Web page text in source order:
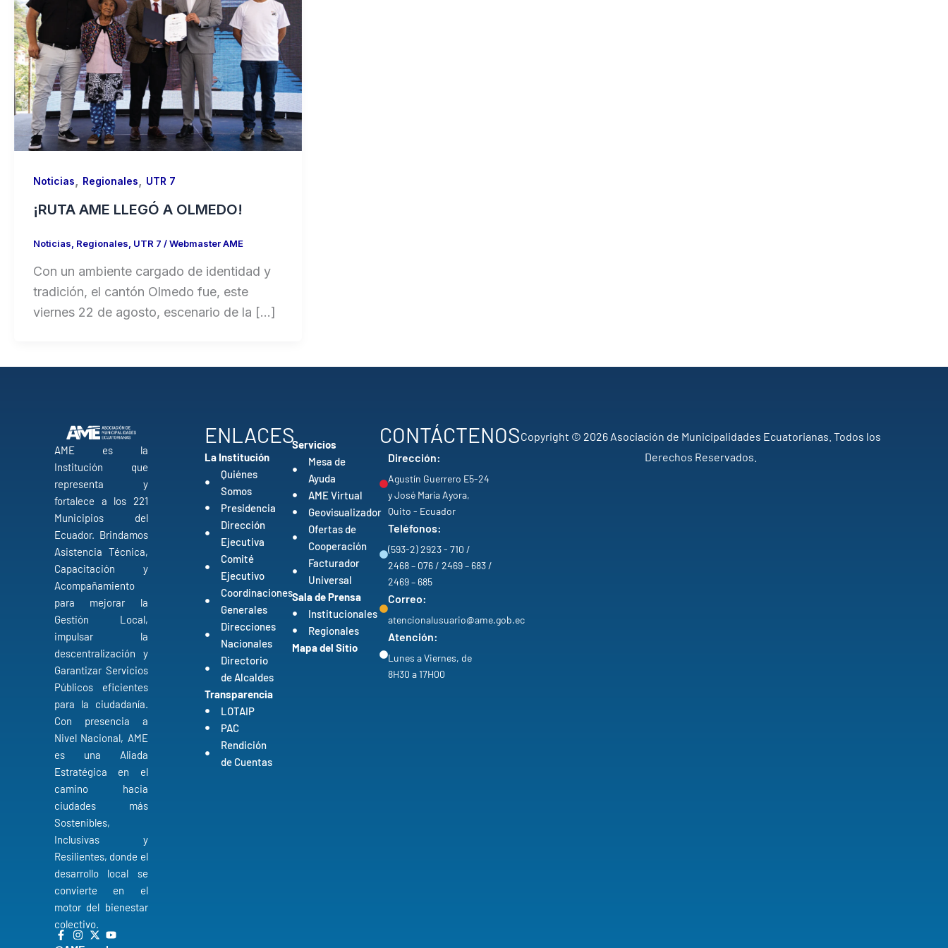
Noticias Regionales UTR 7
¡RUTA AME LLEGÓ A OLMEDO!
Noticias Regionales UTR 7 /Webmaster AME
Con un ambiente cargado de identidad y
tradición, el cantón Olmedo fue, este
viernes 22 de agosto, escenario de la […]
AME es la
Institución que
representa y
fortalece a los 221
Municipios del
Ecuador. Brindamos
Asistencia Técnica,
Capacitación y
Acompañamiento
para mejorar la
Gestión Local,
impulsar la
descentralización y
Garantizar Servicios
Públicos eficientes
para la ciudadanía.
Con presencia a
Nivel Nacional, AME
es una Aliada
Estratégica en el
camino hacia
ciudades más
Sostenibles,
Inclusivas y
Resilientes, donde el
desarrollo local se
convierte en el
motor del bienestar
colectivo.
ENLACES
La Institución
Quiénes
Somos
Presidencia
Dirección
Ejecutiva
Comité
Ejecutivo
Coordinaciones
Generales
Direcciones
Nacionales
Directorio
de Alcaldes
Transparencia
LOTAIP
PAC
Rendición
de Cuentas
Servicios
Mesa de
Ayuda
AME Virtual
Geovisualizador
Ofertas de
Cooperación
Facturador
Universal
Sala de Prensa
Institucionales
Regionales
Mapa del Sitio
CONTÁCTENOS
Dirección:
Agustín Guerrero E5-24
y José María Ayora,
Quito - Ecuador
Teléfonos:
(593-2) 2923 - 710 /
2468 – 076 / 2469 – 683 /
2469 – 685
Correo:
atencionalusuario@ame.gob.ec
Atención:
Lunes a Viernes, de
8H30 a 17H00
Copyright © 2026 Asociación de Municipalidades Ecuatorianas. Todos los
Derechos Reservados.